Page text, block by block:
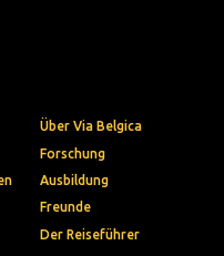
Über Via Belgica
Forschung
Ausbildung
Freunde
Der Reiseführer